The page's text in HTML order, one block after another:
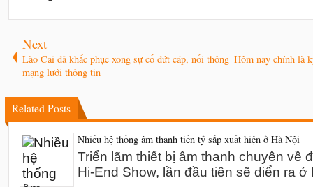
Next
Lào Cai đã khắc phục xong sự cố đứt cáp, nối thông
mạng lưới thông tin
Hôm nay chính là
Related Posts
Nhiều hệ thống âm thanh tiền tỷ sắp xuất hiện ở Hà Nội
Triển lãm thiết bị âm thanh chuyên về
Hi-End Show, lần đầu tiên sẽ diển ra